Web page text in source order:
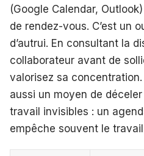
(Google Calendar,
de rendez-vous. C’est un
d’autrui. En consultant la
collaborateur avant de
valorisez sa concentration.
aussi un moyen de
travail invisibles : un
empêche souvent le